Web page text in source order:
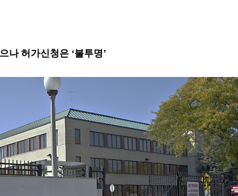
나 허가신청은 ‘불투명’